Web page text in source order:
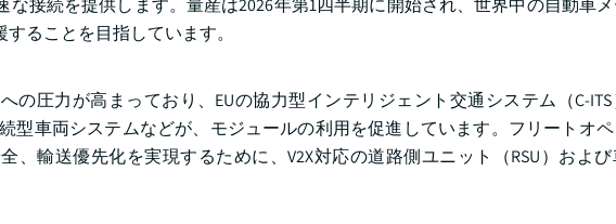
接続を提供します。量産は2026年第1四半期に開始され、世界中の自動車
ることを目指しています。
の圧力が高まっており、EUの協力型インテリジェント交通システム（C-
続型車両システムなどが、モジュールの利用を促進しています。フリートオ
、輸送優先化を実現するために、V2X対応の道路側ユニット（RSU）および